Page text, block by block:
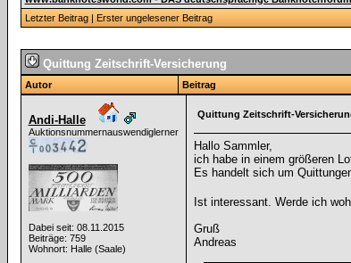
Letzter Beitrag| Erster ungelesener Beitrag
Quittung Zeitschrift-Versicherung
Autor Beitrag
Andi-Halle
Auktionsnummernauswendiglerner
Dabei seit: 08.11.2015
Beiträge: 759
Wohnort: Halle (Saale)
Quittung Zeitschrift-
Hallo Sammler,
ich habe in einem größeren
Es handelt sich um
Ist interessant. Werde ich
Gruß
Andreas